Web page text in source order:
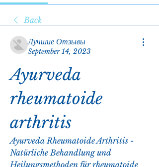
Back
Лучшие Отзывы
September 14, 2023
Ayurveda
rheumatoide
arthritis
Ayurveda Rheumatoide Arthritis -
Natürliche Behandlung und
Heilungsmethoden für rheumatoide